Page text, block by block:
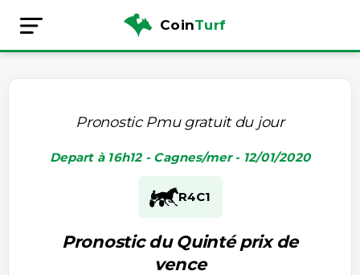
CoinTurf
Pronostic Pmu gratuit du jour
Depart à 16h12 - Cagnes/mer - 12/01/2020
R4C1
Pronostic du Quinté prix de
vence